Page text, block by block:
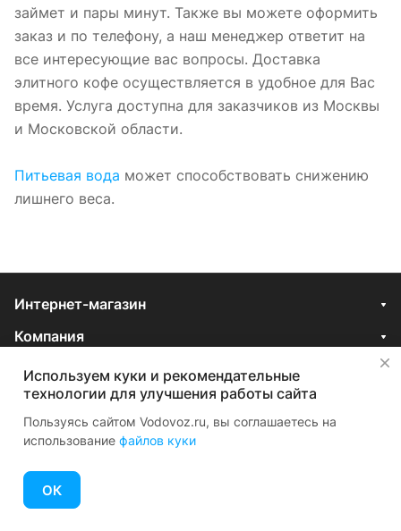
займет и пары минут. Также вы можете оформить
заказ и по телефону, а наш менеджер ответит на
все интересующие вас вопросы. Доставка
элитного кофе осуществляется в удобное для Вас
время. Услуга доступна для заказчиков из Москвы
и Московской области.
Питьевая вода может способствовать снижению
лишнего веса.
Интернет-магазин
Компания
Услуги
Помощь
Контакты
Отдел продаж
zakaz@vodovoz.ru
Главная
Используем куки и рекомендательные
технологии для улучшения работы сайта
Пользуясь сайтом Vodovoz.ru, вы соглашаетесь на
использование файлов куки
ОК